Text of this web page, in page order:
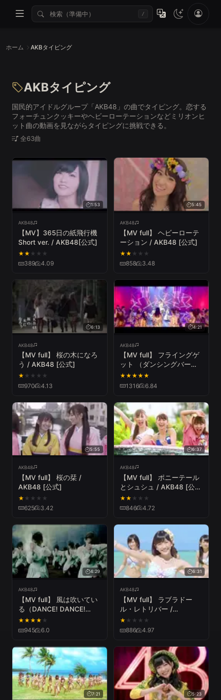
/
ホーム AKBタイピング
AKBタイピング
国民的アイドルグループ「AKB48」の曲でタイピング。恋する
フォーチュンクッキーやヘビーローテーションなどミリオンヒ
ット曲の動画を見ながらタイピングに挑戦できる。
全63曲
1:53
AKB48
【MV】365日の紙飛行機
Short ver. / AKB48[公式]
★★ ★ ★ ★
389 4.09
5:45
AKB48
【MV full】 ヘビーローテ
ーション / AKB48 [公式]
★★ ★ ★ ★
858 3.48
6:13
AKB48
【MV full】 桜の木になろ
う / AKB48 [公式]
★ ★ ★ ★ ★
970 4.13
4:21
AKB48
【MV full】 フライングゲ
ット （ダンシングバージ
ョン） / AKB48 [公式]
★★★★★
1316 6.84
5:55
AKB48
【MV full】 桜の栞 /
AKB48 [公式]
★ ★ ★ ★ ★
625 3.42
6:37
AKB48
【MV full】 ポニーテール
とシュシュ / AKB48 [公
式]
★★ ★ ★ ★
846 4.72
4:29
AKB48
【MV full】 風は吹いてい
る（DANCE! DANCE!
DANCE! ver.）/AKB48[公
式]
★★★★ ★
945 6.0
6:31
AKB48
【MV full】 ラブラドー
ル・レトリバー /
AKB48[公式]
★ ★ ★ ★ ★
886 4.97
7:21 5:23